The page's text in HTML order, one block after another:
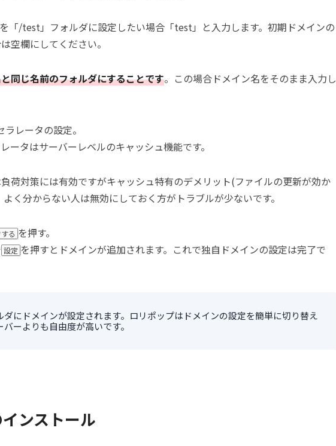
「/test」フォルダに設定したい場合「test」と入力します。初期ドメインの
空欄にしてください。
同じ名前のフォルダにすることです。この場合ドメイン名をそのまま入力し
レータの設定。
ータはサーバーレベルのキャッシュ機能です。
荷対策には有効ですがキャッシュ特有のデメリット(ファイルの更新が効か
く分からない人は無効にしておく方がトラブルが少ないです。
る を押す。
設定 を押すとドメインが追加されます。これで独自ドメインの設定は完了で
にドメインが設定されます。ロリポップはドメインの設定を簡単に切り替え
ーよりも自由度が高いです。
ンストール